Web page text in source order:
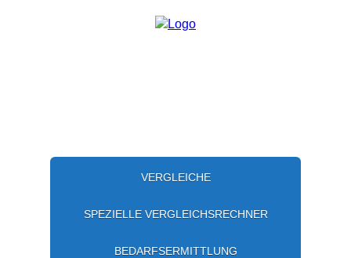
VERGLEICHE
SPEZIELLE VERGLEICHSRECHNER
BEDARFSERMITTLUNG